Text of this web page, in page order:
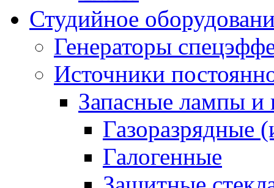
Студийное
Генераторы
Источники
Запасные лампы и
Газоразрядные
Галогенные